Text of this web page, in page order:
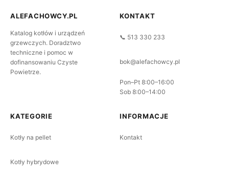
ALEFACHOWCY.PL
Katalog kotłów i urządzeń
grzewczych. Doradztwo
techniczne i pomoc w
dofinansowaniu Czyste
Powietrze.
KONTAKT
📞 513 330 233
bok@alefachowcy.pl
Pon–Pt 8:00–16:00
Sob 8:00–14:00
KATEGORIE
Kotły na pellet
Kotły hybrydowe
INFORMACJE
Kontakt